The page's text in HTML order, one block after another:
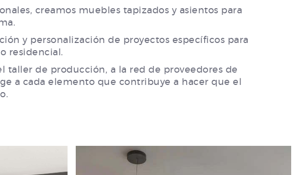
creamos muebles tapizados y asientos para
y personalización de proyectos específicos para
residencial.
taller de producción, a la red de proveedores de
a cada elemento que contribuye a hacer que el